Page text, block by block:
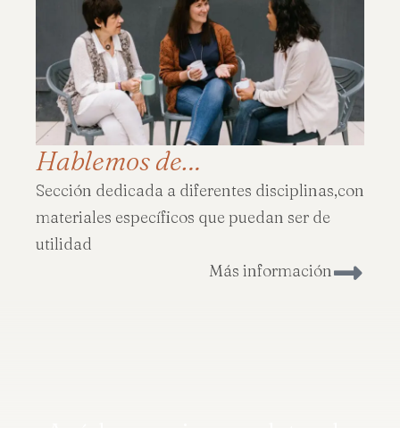
Hablemos de…
Sección dedicada a diferentes disciplinas,con
materiales específicos que puedan ser de
utilidad
Más información